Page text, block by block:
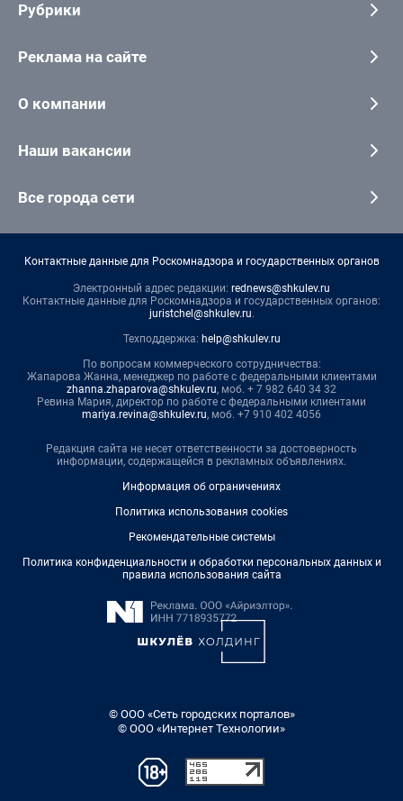
Рубрики
Реклама на сайте
О компании
Наши вакансии
Все города сети
Контактные данные для Роскомнадзора и государственных органов
Электронный адрес редакции: rednews@shkulev.ru
Контактные данные для Роскомнадзора и государственных органов:
juristchel@shkulev.ru.
Техподдержка: help@shkulev.ru
По вопросам коммерческого сотрудничества:
Жапарова Жанна, менеджер по работе с федеральными клиентами
zhanna.zhaparova@shkulev.ru, моб. + 7 982 640 34 32
Ревина Мария, директор по работе с федеральными клиентами
mariya.revina@shkulev.ru, моб. +7 910 402 4056
Редакция сайта не несет ответственности за достоверность
информации, содержащейся в рекламных объявлениях.
Информация об ограничениях
Политика использования cookies
Рекомендательные системы
Политика конфиденциальности и обработки персональных данных и
правила использования сайта
© ООО «Сеть городских порталов»
© ООО «Интернет Технологии»